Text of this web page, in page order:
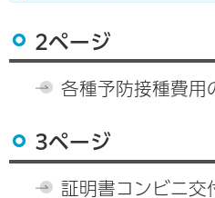
2ページ
各種予防接種費用
3ページ
証明書コンビニ交